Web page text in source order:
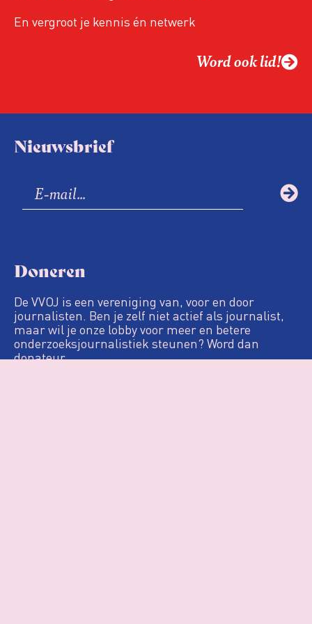
En vergroot je kennis én netwerk
Word ook lid!
Nieuwsbrief
Doneren
De VVOJ is een vereniging van, voor en door
journalisten. Ben je zelf niet actief als journalist,
maar wil je onze lobby voor meer en betere
onderzoeksjournalistiek steunen? Word dan
donateur.